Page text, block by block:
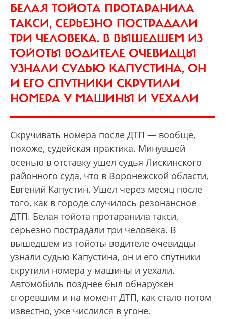
БЕЛАЯ ТОЙОТА ПРОТАРАНИЛА
ТАКСИ, СЕРЬЕЗНО ПОСТРАДАЛИ
ТРИ ЧЕЛОВЕКА. В ВЫШЕДШЕМ ИЗ
ТОЙОТЫ ВОДИТЕЛЕ ОЧЕВИДЦЫ
УЗНАЛИ СУДЬЮ КАПУСТИНА, ОН
И ЕГО СПУТНИКИ СКРУТИЛИ
НОМЕРА У МАШИНЫ И УЕХАЛИ
Скручивать номера после ДТП — вообще,
похоже, судейская практика. Минувшей
осенью в отставку ушел судья Лискинского
районного суда, что в Воронежской области,
Евгений Капустин. Ушел через месяц после
того, как в городе случилось резонансное
ДТП. Белая тойота протаранила такси,
серьезно пострадали три человека. В
вышедшем из тойоты водителе очевидцы
узнали судью Капустина, он и его спутники
скрутили номера у машины и уехали.
Автомобиль позднее был обнаружен
сгоревшим и на момент ДТП, как стало потом
известно, уже числился в угоне.